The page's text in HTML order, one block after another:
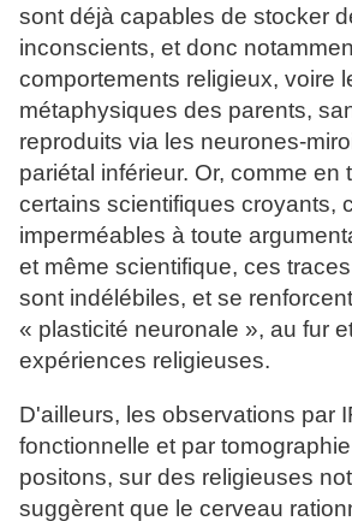
sont déjà capables de stocker
inconscients, et donc
comportements religieux, voire
métaphysiques des parents,
reproduits via les neurones-
pariétal inférieur. Or, comme en
certains scientifiques croyants,
imperméables à toute
et même scientifique, ces
sont indélébiles, et se
« plasticité neuronale », au fur
expériences religieuses.
D'ailleurs, les observations par
fonctionnelle et par
positons, sur des religieuses
suggèrent que le cerveau